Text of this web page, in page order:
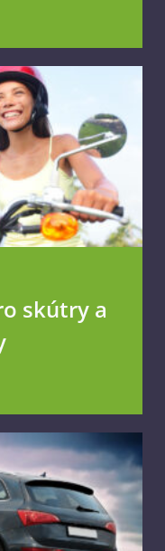
skútry a